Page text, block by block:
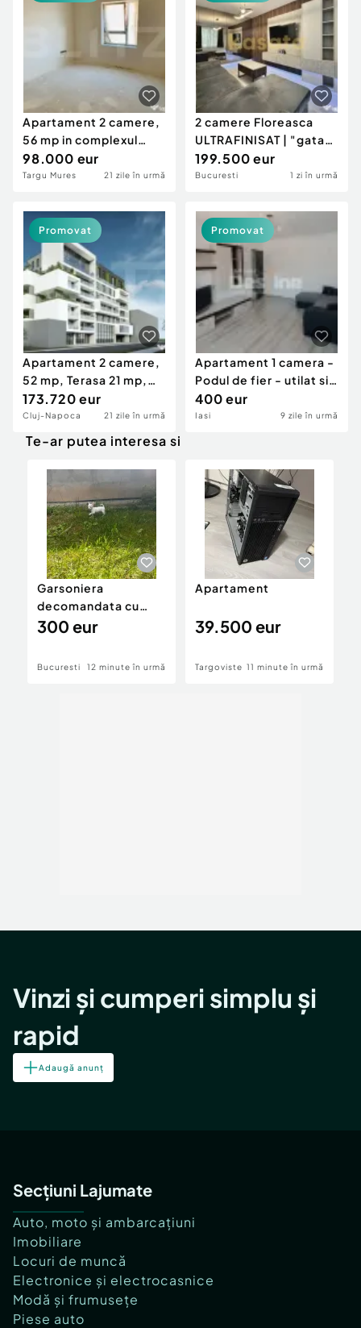
Servicii
Animale de companie
Afaceri și echipamente profesionale
Inchiriere Bunuri si Vehicule
Utilaje agricole si industriale
Piese auto si accesorii
Dacia Duster
Apartament 2 camere,
56 mp in complexul
VIVAT RESIDENCE zona
98.000 eur
Targu Mures 21 zile în urmă
2 camere Floreasca
ULTRAFINISAT | "gata
de mutat"
199.500 eur
Bucuresti 1 zi în urmă
Apartament 2 camere,
52 mp, Terasa 21 mp,
Imobil Nou, Semice
173.720 eur
Cluj-Napoca 21 zile în urmă
Promovat
Apartament 1 camera -
Podul de fier - utilat si
mobilat
400 eur
Iasi 9 zile în urmă
Promovat
Te-ar putea interesa si
Garsoniera
decomandata cu
centrala proprie
300 eur
Bucuresti 12 minute în urmă
Apartament
39.500 eur
Targoviste 11 minute în urmă
Vinzi și cumperi simplu și
rapid
Adaugă anunț
Secțiuni Lajumate
Auto, moto și ambarcațiuni
Imobiliare
Locuri de muncă
Electronice și electrocasnice
Modă și frumusețe
Piese auto